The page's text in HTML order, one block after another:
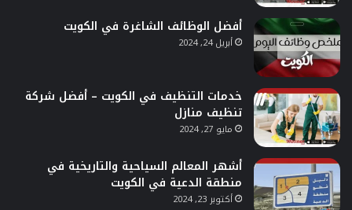
أفضل الوظائف الشاغرة في الكويت
أبريل 24, 2024
خدمات التنظيف في الكويت – أفضل شركة
تنظيف منازل
مايو 27, 2024
أشهر المعالم السياحية والتاريخية في
منطقة الدعية في الكويت
أكتوبر 23, 2024